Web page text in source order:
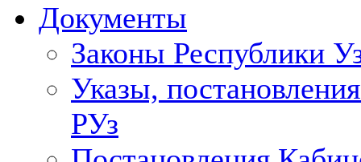
Документы
Законы Республики
Указы,
РУз